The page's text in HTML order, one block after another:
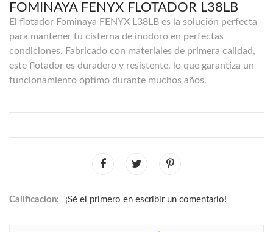
FOMINAYA FENYX FLOTADOR L38LB
El flotador Fominaya FENYX L38LB es la solución perfecta
para mantener tu cisterna de inodoro en perfectas
condiciones. Fabricado con materiales de primera calidad,
este flotador es duradero y resistente, lo que garantiza un
funcionamiento óptimo durante muchos años.
Calificacion: ¡Sé el primero en escribir un comentario!